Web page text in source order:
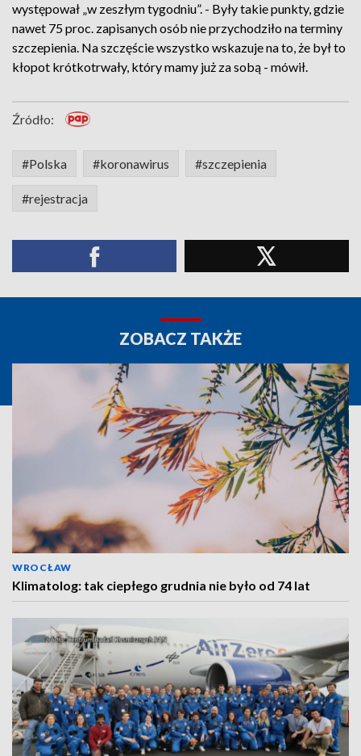
występował „w zeszłym tygodniu”. - Były takie punkty, gdzie
nawet 75 proc. zapisanych osób nie przychodziło na terminy
szczepienia. Na szczęście wszystko wskazuje na to, że był to
kłopot krótkotrwały, który mamy już za sobą - mówił.
Źródło:
#Polska #koronawirus #szczepienia
#rejestracja
ZOBACZ TAKŻE
WROCŁAW
Klimatolog: tak ciepłego grudnia nie było od 74 lat